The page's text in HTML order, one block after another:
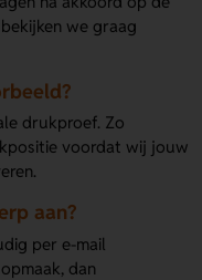
we graag
drukproef. Zo
voordat wij jouw
aan?
per e-mail
dan